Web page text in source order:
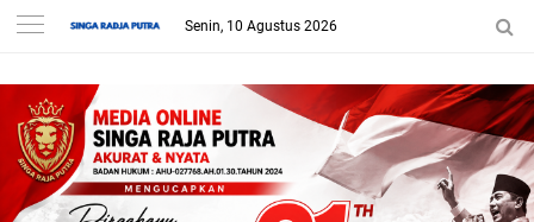
Senin, 10 Agustus 2026